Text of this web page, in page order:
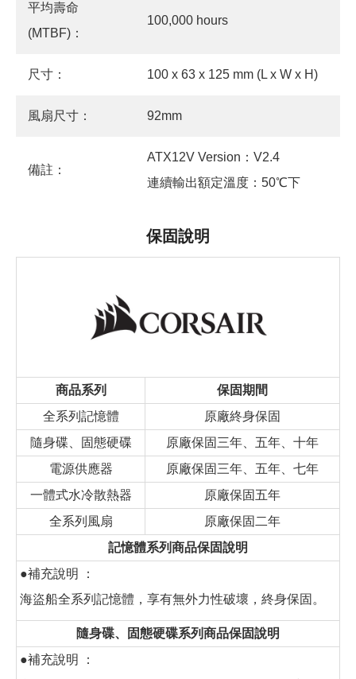
平均壽命
(MTBF)：
100,000 hours
尺寸： 100 x 63 x 125 mm (L x W x H)
風扇尺寸： 92mm
備註：
ATX12V Version：V2.4
連續輸出額定溫度：50℃下
保固說明
商品系列
保固期間
全系列記憶體
原廠終身保固
隨身碟、固態硬碟
原廠保固三年、五年、十年
電源供應器
原廠保固三年、五年、七年
一體式水冷散熱器
原廠保固五年
全系列風扇
原廠保固二年
記憶體系列商品保固說明
●補充說明 ：
海盜船全系列記憶體，享有無外力性破壞，終身保固。
隨身碟、固態硬碟系列商品保固說明
●補充說明 ：